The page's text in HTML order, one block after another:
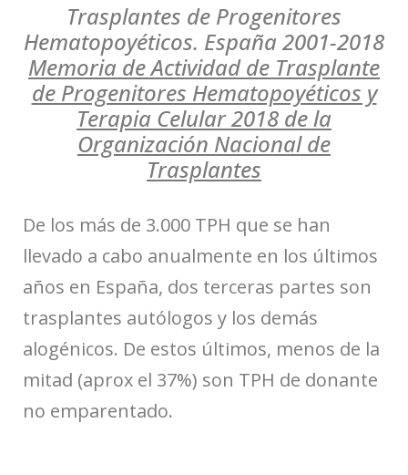
Trasplantes de Progenitores
Hematopoyéticos. España 2001-2018
Memoria de Actividad de Trasplante
de Progenitores Hematopoyéticos y
Terapia Celular 2018 de la
Organización Nacional de
Trasplantes
De los más de 3.000 TPH que se han
llevado a cabo anualmente en los últimos
años en España, dos terceras partes son
trasplantes autólogos y los demás
alogénicos. De estos últimos, menos de la
mitad (aprox el 37%) son TPH de donante
no emparentado.